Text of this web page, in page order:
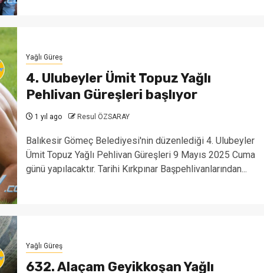
Yağlı Güreş
4. Ulubeyler Ümit Topuz Yağlı
Pehlivan Güreşleri başlıyor
1 yıl ago Resul ÖZSARAY
Balıkesir Gömeç Belediyesi'nin düzenlediği 4. Ulubeyler
Ümit Topuz Yağlı Pehlivan Güreşleri 9 Mayıs 2025 Cuma
günü yapılacaktır. Tarihi Kırkpınar Başpehlivanlarından...
Yağlı Güreş
632. Alaçam Geyikkoşan Yağlı